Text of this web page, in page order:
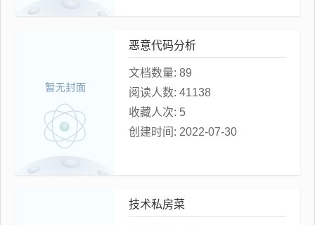
恶意代码分析
文档数量: 89
阅读人数: 41138
收藏人次: 5
创建时间: 2022-07-30
技术私房菜